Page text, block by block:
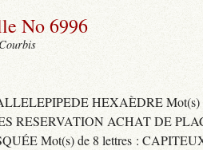
No 6996
HEXAÈDRE Mot(s)
RESERVATION ACHAT DE
Mot(s) de 8 lettres :